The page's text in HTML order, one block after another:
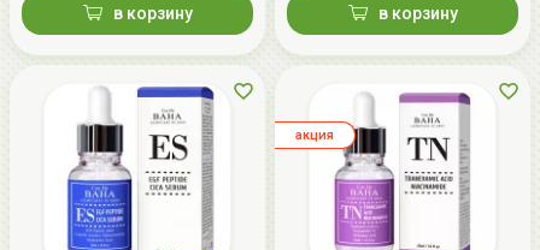
в корзину в корзину
aкция